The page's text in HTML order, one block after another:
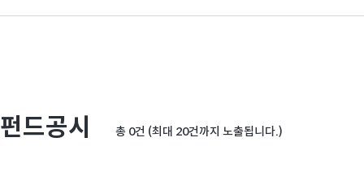
펀드공시 총 0건 (최대 20건까지 노출됩니다.)